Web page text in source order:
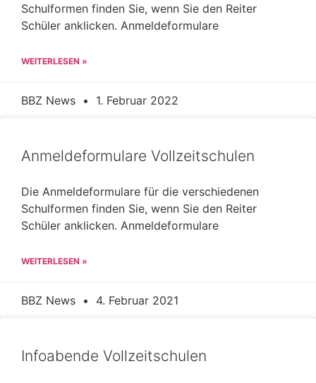
Schulformen finden Sie, wenn Sie den Reiter
Schüler anklicken. Anmeldeformulare
WEITERLESEN »
BBZ News 1. Februar 2022
Anmeldeformulare Vollzeitschulen
Die Anmeldeformulare für die verschiedenen
Schulformen finden Sie, wenn Sie den Reiter
Schüler anklicken. Anmeldeformulare
WEITERLESEN »
BBZ News 4. Februar 2021
Infoabende Vollzeitschulen